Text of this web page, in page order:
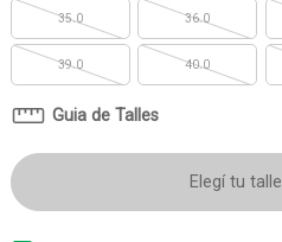
35.0 36.0
39.0 40.0
Guia de Talles
Elegí tu talle